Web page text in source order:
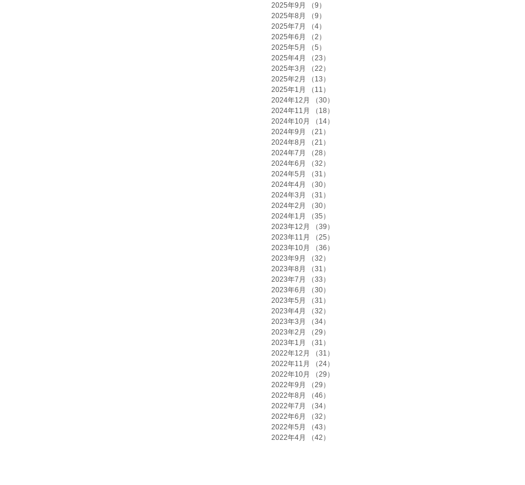
2025年9月
（9）
2025年8月
（9）
2025年7月
（4）
2025年6月
（2）
2025年5月
（5）
2025年4月
（23）
2025年3月
（22）
2025年2月
（13）
2025年1月
（11）
2024年12月
（30）
2024年11月
（18）
2024年10月
（14）
2024年9月
（21）
2024年8月
（21）
2024年7月
（28）
2024年6月
（32）
2024年5月
（31）
2024年4月
（30）
2024年3月
（31）
2024年2月
（30）
2024年1月
（35）
2023年12月
（39）
2023年11月
（25）
2023年10月
（36）
2023年9月
（32）
2023年8月
（31）
2023年7月
（33）
2023年6月
（30）
2023年5月
（31）
2023年4月
（32）
2023年3月
（34）
2023年2月
（29）
2023年1月
（31）
2022年12月
（31）
2022年11月
（24）
2022年10月
（29）
2022年9月
（29）
2022年8月
（46）
2022年7月
（34）
2022年6月
（32）
2022年5月
（43）
2022年4月
（42）